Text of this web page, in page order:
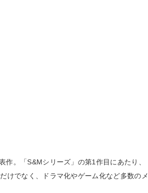
。「S&Mシリーズ」の第1作目にあたり、
けでなく、ドラマ化やゲーム化など多数のメ